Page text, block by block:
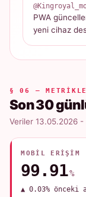
PWA
yeni cihaz
§ 06 —
Son 30
Veriler 13.05.2026 -
MOBIL ERIŞIM
99.91%
▲ 0.03% önceki